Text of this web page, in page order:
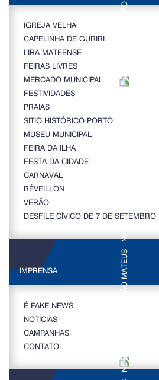
IGREJA VELHA
CAPELINHA DE GURIRI
LIRA MATEENSE
FEIRAS LIVRES
MERCADO MUNICIPAL
FESTIVIDADES
PRAIAS
SITIO HISTÓRICO PORTO
MUSEU MUNICIPAL
FEIRA DA ILHA
FESTA DA CIDADE
CARNAVAL
RÉVEILLON
VERÃO
DESFILE CÍVICO DE 7 DE SETEMBRO
IMPRENSA
É FAKE NEWS
NOTÍCIAS
CAMPANHAS
CONTATO